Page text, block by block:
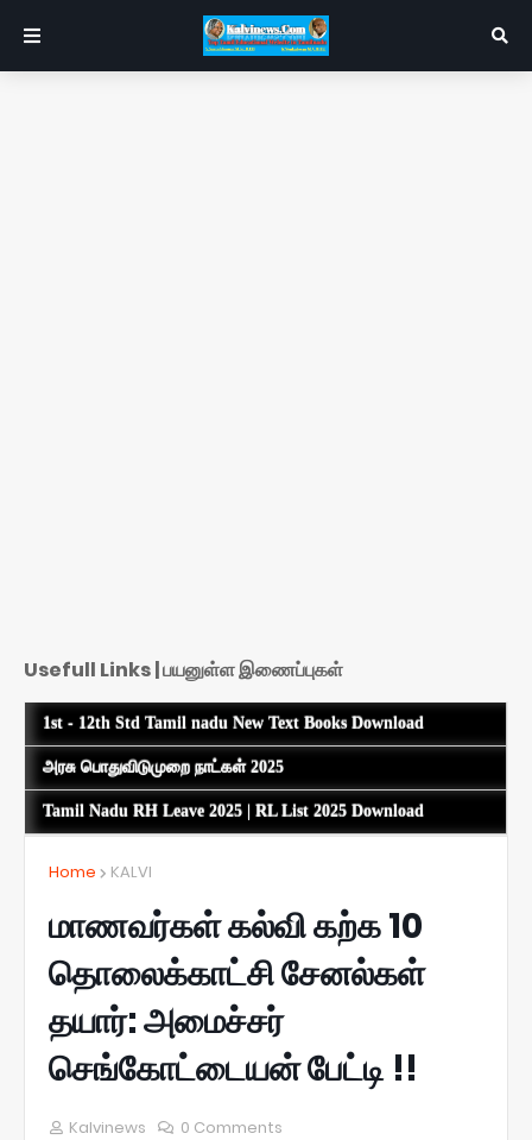
Usefull Links | பயனுள்ள இணைப்புகள்
1st - 12th Std Tamil nadu New Text Books Download
அரசு பொதுவிடுமுறை நாட்கள் 2025
Tamil Nadu RH Leave 2025 | RL List 2025 Download
Home KALVI
மாணவர்கள் கல்வி கற்க 10
தொலைக்காட்சி சேனல்கள்
தயார்: அமைச்சர்
செங்கோட்டையன் பேட்டி !!
Kalvinews 0 Comments